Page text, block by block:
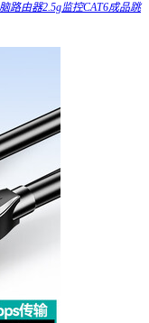
路由器2.5g监控CAT6成品跳